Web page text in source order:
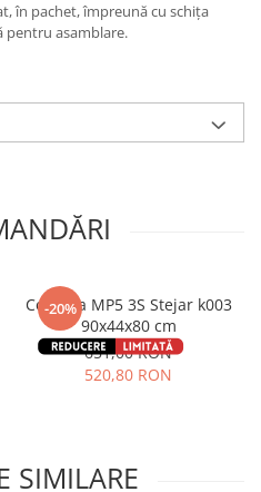
în pachet, împreună cu schița
pentru asamblare.
-20%
Comoda MP5 3S Stejar k003
90x44x80 cm
651,00 RON
520,80 RON
SIMILARE